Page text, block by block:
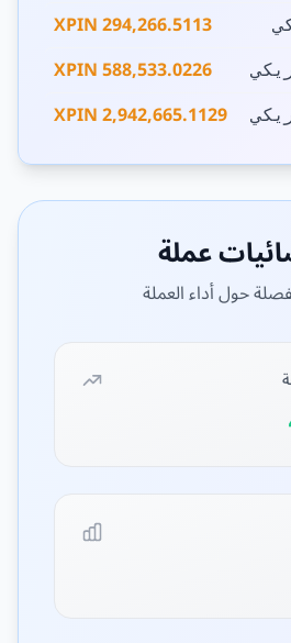
294,266.5113 XPIN
588,533.0226 XPIN
2,942,665.1129 XPIN
عملة
حول أداء العملة